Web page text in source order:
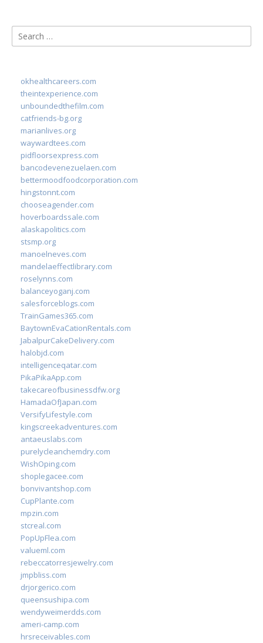
Search
for:
okhealthcareers.com
theintexperience.com
unboundedthefilm.com
catfriends-bg.org
marianlives.org
waywardtees.com
pidfloorsexpress.com
bancodevenezuelaen.com
bettermoodfoodcorporation.com
hingstonnt.com
chooseagender.com
hoverboardssale.com
alaskapolitics.com
stsmp.org
manoelneves.com
mandelaeffectlibrary.com
roselynns.com
balanceyoganj.com
salesforceblogs.com
TrainGames365.com
BaytownEvaCationRentals.com
JabalpurCakeDelivery.com
halobjd.com
intelligenceqatar.com
PikaPikaApp.com
takecareofbusinessdfw.org
HamadaOfJapan.com
VersifyLifestyle.com
kingscreekadventures.com
antaeuslabs.com
purelycleanchemdry.com
WishOping.com
shoplegacee.com
bonvivantshop.com
CupPlante.com
mpzin.com
stcreal.com
PopUpFlea.com
valueml.com
rebeccatorresjewelry.com
jmpbliss.com
drjorgerico.com
queensushipa.com
wendyweimerdds.com
ameri-camp.com
hrsreceivables.com